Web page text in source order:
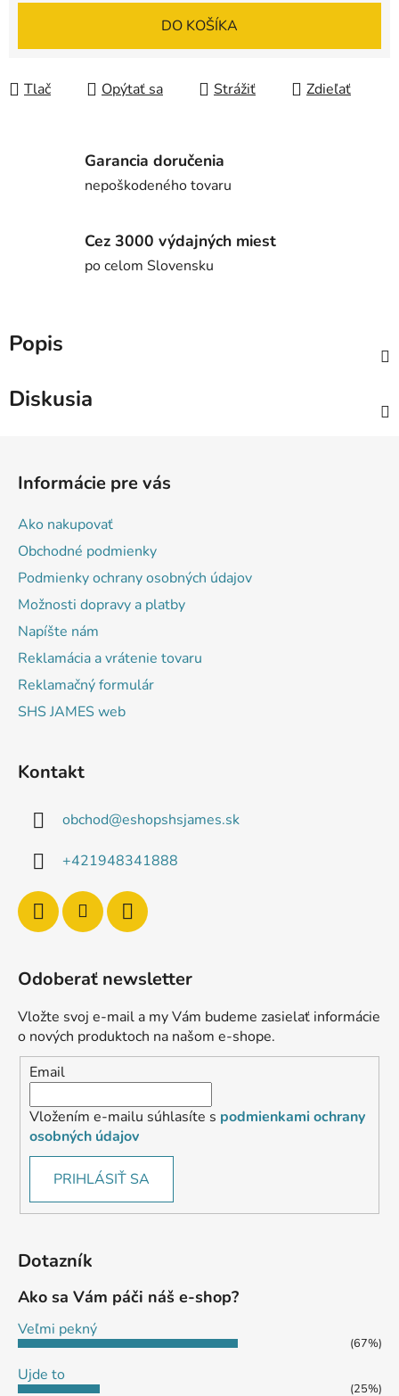
DO KOŠÍKA
Tlač Opýtať sa Strážiť Zdieľať
Garancia doručenia
nepoškodeného tovaru
Cez 3000 výdajných miest
po celom Slovensku
Popis
Diskusia
Informácie pre vás
Ako nakupovať
Obchodné podmienky
Podmienky ochrany osobných údajov
Možnosti dopravy a platby
Napíšte nám
Reklamácia a vrátenie tovaru
Reklamačný formulár
SHS JAMES web
Kontakt
obchod@eshopshsjames.sk
+421948341888
Odoberať newsletter
Vložte svoj e-mail a my Vám budeme zasielať informácie
o nových produktoch na našom e-shope.
Email
Vložením e-mailu súhlasíte s podmienkami ochrany
osobných údajov
PRIHLÁSIŤ SA
Dotazník
Ako sa Vám páči náš e-shop?
Veľmi pekný
(67%)
Ujde to
(25%)